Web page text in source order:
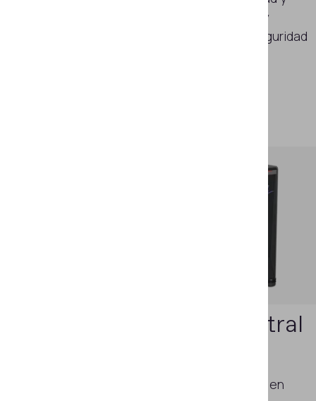
examinación avanzada de billetes y
documentos con elementos de seguridad
Escáner fotoespectral
Captura imágenes de documentos en